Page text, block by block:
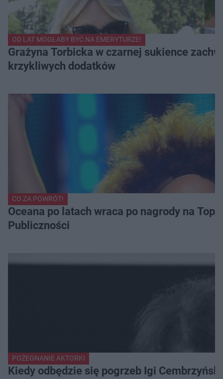
OD LAT MOGŁABY BYĆ NA EMERYTURZE!
Grażyna Torbicka w czarnej sukience
krzykliwych dodatków
CO ZA POWRÓT!
Oceana po latach wraca po nagrody na Top
Publiczności
POŻEGNANIE AKTORKI
Kiedy odbędzie się pogrzeb Igi